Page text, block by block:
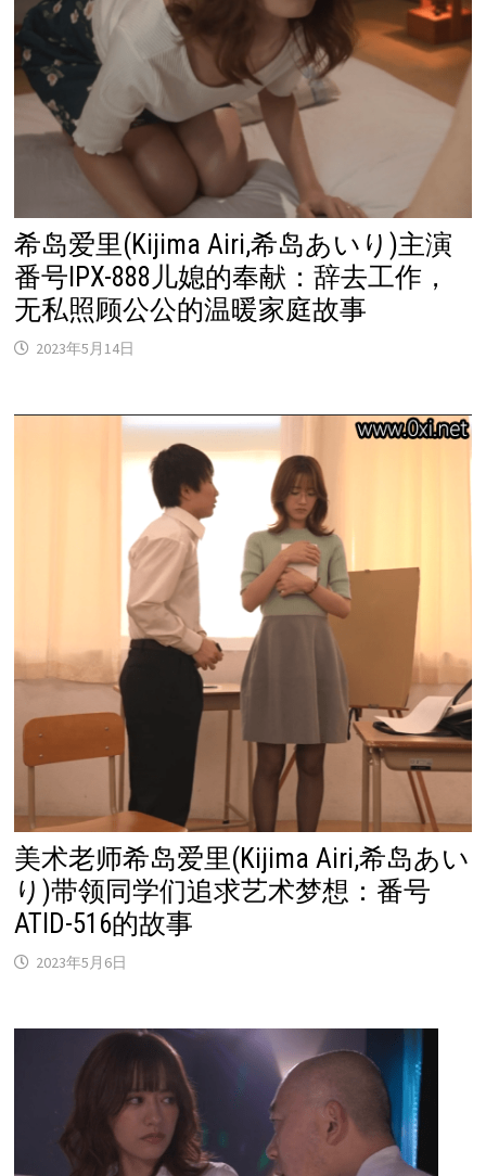
希岛爱里(Kijima Airi,希岛あいり)主演
番号IPX-888儿媳的奉献：辞去工作，
无私照顾公公的温暖家庭故事
2023年5月14日
美术老师希岛爱里(Kijima Airi,希岛あい
り)带领同学们追求艺术梦想：番号
ATID-516的故事
2023年5月6日